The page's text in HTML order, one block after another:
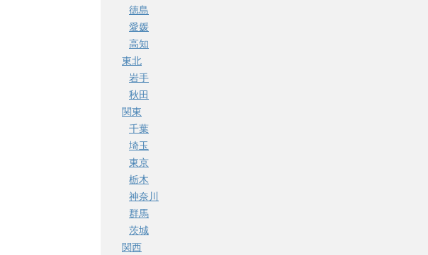
徳島
愛媛
高知
東北
岩手
秋田
関東
千葉
埼玉
東京
栃木
神奈川
群馬
茨城
関西